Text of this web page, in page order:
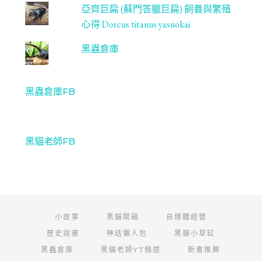
亞齊巨扁 (蘇門答臘巨扁) 飼養與繁殖
心得 Dorcus titanus yasuokai
黑蟲倉庫
黑蟲倉庫FB
黑貓老師FB
小故事 黑貓開箱
自媒體經營
歷史說書
神話懶人包
黑貓小草缸
黑蟲倉庫
黑貓老師YT頻道
新書推薦